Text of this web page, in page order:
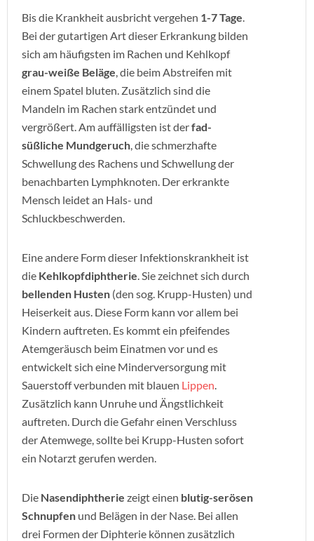
Bis die Krankheit ausbricht vergehen 1-7 Tage.
Bei der gutartigen Art dieser Erkrankung bilden
sich am häufigsten im Rachen und Kehlkopf
grau-weiße Beläge, die beim Abstreifen mit
einem Spatel bluten. Zusätzlich sind die
Mandeln im Rachen stark entzündet und
vergrößert. Am auffälligsten ist derfad-
süßliche Mundgeruch, die schmerzhafte
Schwellung des Rachens und Schwellung der
benachbarten Lymphknoten. Der erkrankte
Mensch leidet an Hals- und
Schluckbeschwerden.
Eine andere Form dieser Infektionskrankheit ist
die Kehlkopfdiphtherie. Sie zeichnet sich durch
bellenden Husten (den sog. Krupp-Husten) und
Heiserkeit aus. Diese Form kann vor allem bei
Kindern auftreten. Es kommt ein pfeifendes
Atemgeräusch beim Einatmen vor und es
entwickelt sich eine Minderversorgung mit
Sauerstoff verbunden mit blauen Lippen.
Zusätzlich kann Unruhe und Ängstlichkeit
auftreten. Durch die Gefahr einen Verschluss
der Atemwege, sollte bei Krupp-Husten sofort
ein Notarzt gerufen werden.
Die Nasendiphtherie zeigt einen blutig-serösen
Schnupfen und Belägen in der Nase. Bei allen
drei Formen der Diphterie können zusätzlich